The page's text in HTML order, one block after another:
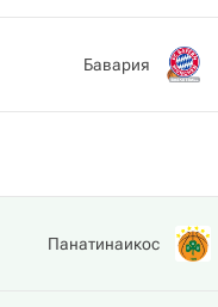
Бавария
Панатинаикос